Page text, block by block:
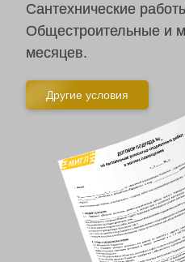
Сантехнические
Общестроительные и
месяцев.
Другие условия